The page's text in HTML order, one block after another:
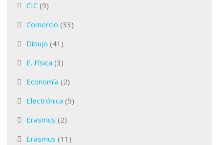
CIC (9)
Comercio (33)
Dibujo (41)
E. Física (3)
Economía (2)
Electrónica (5)
Erasmus (2)
Erasmus (11)